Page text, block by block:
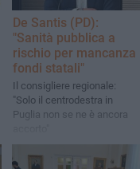
De Santis (PD):
"Sanità pubblica a
rischio per mancanza
fondi statali"
Il consigliere regionale:
"Solo il centrodestra in
Puglia non se ne è ancora